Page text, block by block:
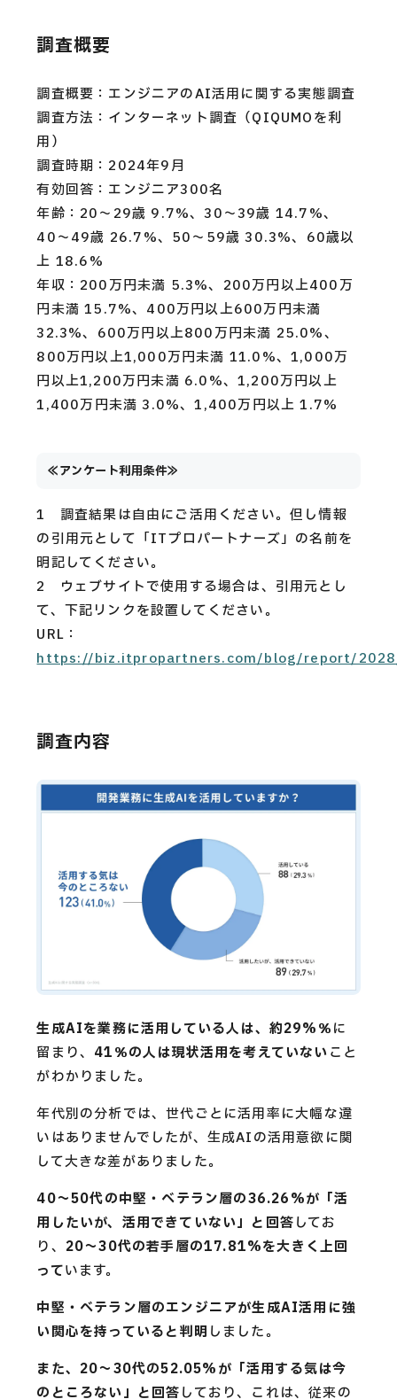
調査概要
調査概要：エンジニアのAI活用に関する実態調査
調査方法：インターネット調査（QIQUMOを利
用）
調査時期：2024年9月
有効回答：エンジニア300名
年齢：20〜29歳 9.7%、30〜39歳 14.7%、
40〜49歳 26.7%、50〜59歳 30.3%、60歳以
上 18.6%
年収：200万円未満 5.3%、200万円以上400万
円未満 15.7%、400万円以上600万円未満
32.3%、600万円以上800万円未満 25.0%、
800万円以上1,000万円未満 11.0%、1,000万
円以上1,200万円未満 6.0%、1,200万円以上
1,400万円未満 3.0%、1,400万円以上 1.7%
≪アンケート利用条件≫
1 調査結果は自由にご活用ください。但し情報
の引用元として「ITプロパートナーズ」の名前を
明記してください。
2 ウェブサイトで使用する場合は、引用元とし
て、下記リンクを設置してください。
URL：
https://biz.itpropartners.com/blog/report/
調査内容
生成AIを業務に活用している人は、約29%％に
留まり、 41％の人は現状活用を考えていない こと
がわかりました。
年代別の分析では、世代ごとに活用率に大幅な違
いはありませんでしたが、生成AIの活用意欲に関
して大きな差がありました。
40〜50代の中堅・ベテラン層の36.26%が「活
用したいが、活用できていない」と回答してお
り、 20〜30代の若手層の17.81%を大きく上回
っています。
中堅・ベテラン層のエンジニアが生成AI活用に強
い関心を持っていると判明 しました。
また、20〜30代の52.05%が「活用する気は今
のところない」と回答しており、これは、従来の